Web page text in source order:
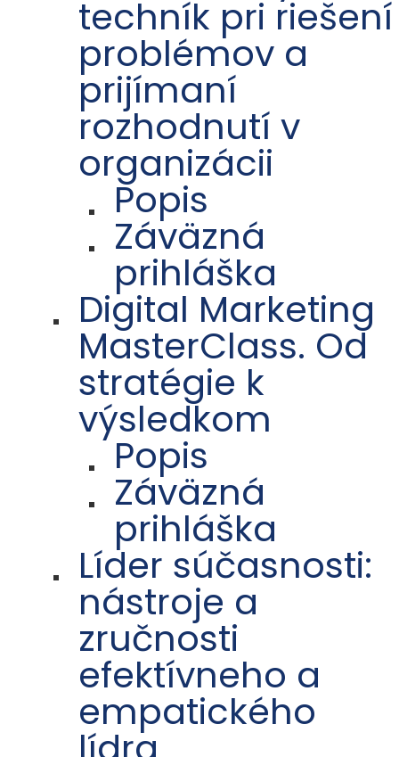
techník pri riešení
problémov a
prijímaní
rozhodnutí v
organizácii
Popis
Záväzná
prihláška
Digital Marketing
MasterClass. Od
stratégie k
výsledkom
Popis
Záväzná
prihláška
Líder súčasnosti:
nástroje a
zručnosti
efektívneho a
empatického